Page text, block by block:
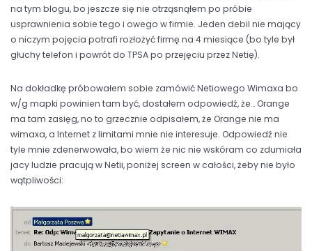
na tym blogu, bo jeszcze się nie otrząsnąłem po próbie
usprawnienia sobie tego i owego w firmie. Jeden debil nie mający
o niczym pojęcia potrafi rozłożyć firmę na 4 miesiące (bo tyle był
głuchy telefon i powrót do TPSA po przejęciu przez Netię).
Na dokładkę próbowałem sobie zamówić Netiowego Wimaxa bo
w/g mapki powinien tam być, dostałem odpowiedź, że… Orange
ma tam zasięg, no to grzecznie odpisałem, że Orange nie ma
wimaxa, a Internet z limitami mnie nie interesuje. Odpowiedź nie
tyle mnie zdenerwowała, bo wiem że nic nie wskóram co zdumiała
jacy ludzie pracują w Netii, poniżej screen w całości, żeby nie było
wątpliwości: